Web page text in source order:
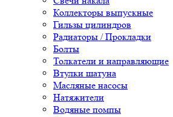
Коллекторы выпускные
Гильзы цилиндров
Радиаторы / Прокладки
Болты
Толкатели и направляющие
Втулки шатуна
Масляные насосы
Натяжители
Водяные помпы